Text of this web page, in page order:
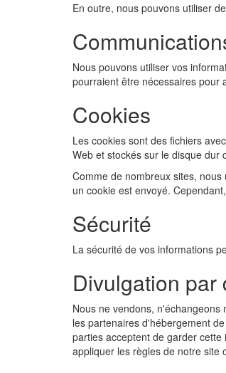
En outre, nous pouvons utiliser
Nous pouvons utiliser vos
pourraient être nécessaires pour
Cookies
Les cookies sont des fichiers
Web et stockés sur le disque dur
Comme de nombreux sites,
un cookie est envoyé.
Sécurité
La sécurité de vos informations
Divulgation par
Nous ne vendons,
les partenaires d'hébergement
parties acceptent de garder
appliquer les règles de notre site